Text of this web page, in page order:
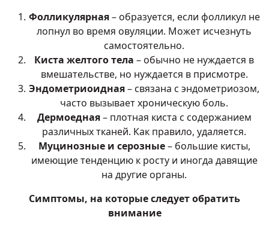
Фолликулярная– образуется, если фолликул не
лопнул во время овуляции. Может исчезнуть
самостоятельно.
Киста желтого тела – обычно не нуждается в
вмешательстве, но нуждается в присмотре.
Эндометриоидная– связана с эндометриозом,
часто вызывает хроническую боль.
Дермоедная– плотная киста с содержанием
различных тканей. Как правило, удаляется.
Муцинозные и серозные– большие кисты,
имеющие тенденцию к росту и иногда давящие
на другие органы.
Симптомы, на которые следует обратить
внимание